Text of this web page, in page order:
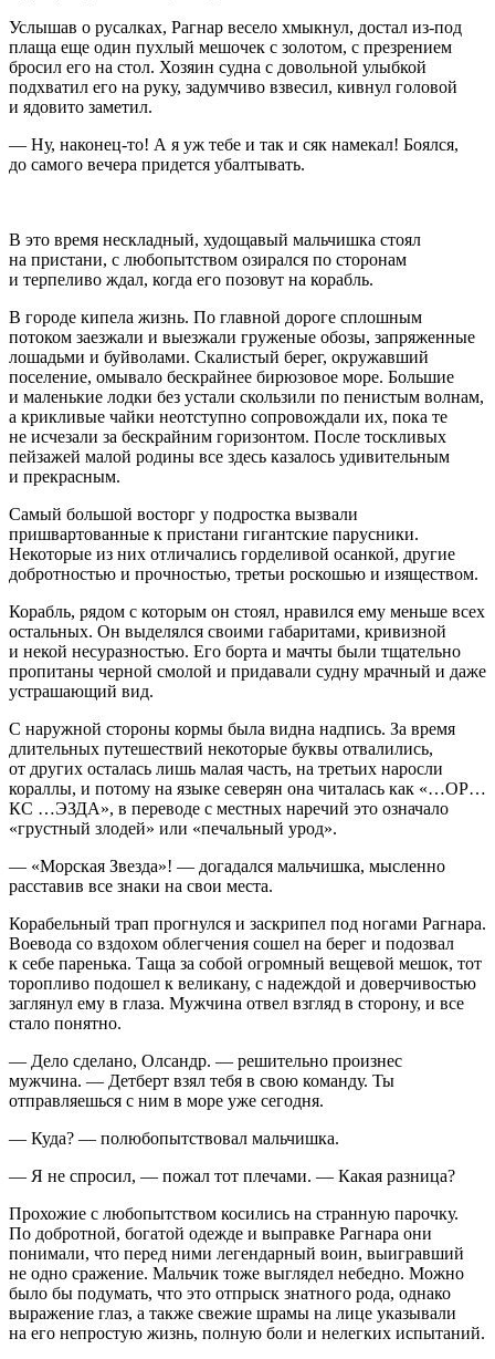
Услышав о русалках, Рагнар весело хмыкнул, достал из-под
плаща еще один пухлый мешочек с золотом, с презрением
бросил его на стол. Хозяин судна с довольной улыбкой
подхватил его на руку, задумчиво взвесил, кивнул головой
и ядовито заметил.
— Ну, наконец-то! А я уж тебе и так и сяк намекал! Боялся,
до самого вечера придется убалтывать.
В это время нескладный, худощавый мальчишка стоял
на пристани, с любопытством озирался по сторонам
и терпеливо ждал, когда его позовут на корабль.
В городе кипела жизнь. По главной дороге сплошным
потоком заезжали и выезжали груженые обозы, запряженные
лошадьми и буйволами. Скалистый берег, окружавший
поселение, омывало бескрайнее бирюзовое море. Большие
и маленькие лодки без устали скользили по пенистым волнам,
а крикливые чайки неотступно сопровождали их, пока те
не исчезали за бескрайним горизонтом. После тоскливых
пейзажей малой родины все здесь казалось удивительным
и прекрасным.
Самый большой восторг у подростка вызвали
пришвартованные к пристани гигантские парусники.
Некоторые из них отличались горделивой осанкой, другие
добротностью и прочностью, третьи роскошью и изяществом.
Корабль, рядом с которым он стоял, нравился ему меньше всех
остальных. Он выделялся своими габаритами, кривизной
и некой несуразностью. Его борта и мачты были тщательно
пропитаны черной смолой и придавали судну мрачный и даже
устрашающий вид.
С наружной стороны кормы была видна надпись. За время
длительных путешествий некоторые буквы отвалились,
от других осталась лишь малая часть, на третьих наросли
кораллы, и потому на языке северян она читалась как «…ОР…
КС …ЭЗДА», в переводе с местных наречий это означало
«грустный злодей» или «печальный урод».
— «Морская Звезда»! — догадался мальчишка, мысленно
расставив все знаки на свои места.
Корабельный трап прогнулся и заскрипел под ногами Рагнара.
Воевода со вздохом облегчения сошел на берег и подозвал
к себе паренька. Таща за собой огромный вещевой мешок, тот
торопливо подошел к великану, с надеждой и доверчивостью
заглянул ему в глаза. Мужчина отвел взгляд в сторону, и все
стало понятно.
— Дело сделано, Олсандр. — решительно произнес
мужчина. — Детберт взял тебя в свою команду. Ты
отправляешься с ним в море уже сегодня.
— Куда? — полюбопытствовал мальчишка.
— Я не спросил, — пожал тот плечами. — Какая разница?
Прохожие с любопытством косились на странную парочку.
По добротной, богатой одежде и выправке Рагнара они
понимали, что перед ними легендарный воин, выигравший
не одно сражение. Мальчик тоже выглядел небедно. Можно
было бы подумать, что это отпрыск знатного рода, однако
выражение глаз, а также свежие шрамы на лице указывали
на его непростую жизнь, полную боли и нелегких испытаний.